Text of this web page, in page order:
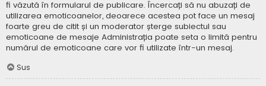
fi văzută în formularul de publicare. Încercați să nu abuzați de
utilizarea emoticoanelor, deoarece acestea pot face un mesaj
foarte greu de citit și un moderator șterge subiectul sau
emoticoane de mesaje Administrația poate seta o limită pentru
numărul de emoticoane care vor fi utilizate într-un mesaj.
Sus